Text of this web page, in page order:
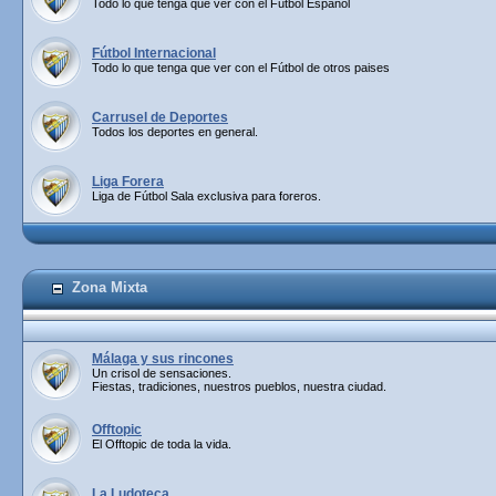
Todo lo que tenga que ver con el Fútbol Español
Fútbol Internacional
Todo lo que tenga que ver con el Fútbol de otros paises
Carrusel de Deportes
Todos los deportes en general.
Liga Forera
Liga de Fútbol Sala exclusiva para foreros.
Zona Mixta
Málaga y sus rincones
Un crisol de sensaciones.
Fiestas, tradiciones, nuestros pueblos, nuestra ciudad.
Offtopic
El Offtopic de toda la vida.